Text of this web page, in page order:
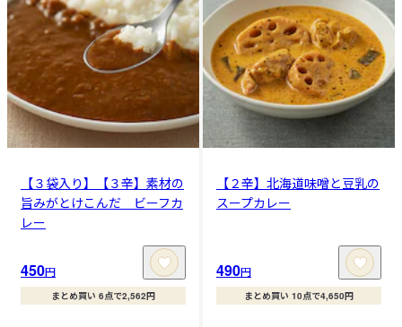
【３袋入り】【３辛】素材の
旨みがとけこんだ ビーフカ
レー
450円
まとめ買い 6点で2,562円
【２辛】北海道味噌と豆乳の
スープカレー
490円
まとめ買い 10点で4,650円